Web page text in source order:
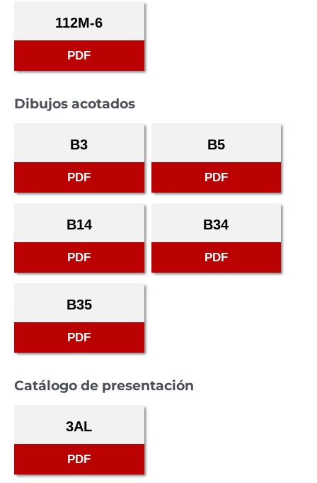
112M-6
PDF
Dibujos acotados
B3
PDF
B5
PDF
B14
PDF
B34
PDF
B35
PDF
Catálogo de presentación
3AL
PDF